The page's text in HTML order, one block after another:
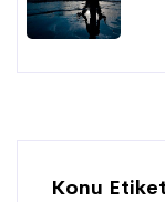
Konu